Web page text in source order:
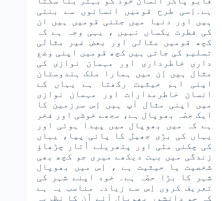
ہے۔اِسی طرح قومیں انسانوں سے بنتی
ہیں اور دنیا میں جتنی قومیں ہیں ان
کی فطرت یکساں نہیں ، یہی وجہ ہے کہ
کچھ قومیں مثالی اور بعض غیر مثالی
تسلیم کی جاتی ہیں کچھ قومیں اپنی وضع
داری خاطرداری اور مہمان نوازی کی
مثال ہیں اِن میں ہمارا ملک ہندوستان
اپنی اہم حیثیت رکھتا ہے یہاں کے
انسان خاطرمدارات اور مہمان نوازی
میں اپنی مثال آپ ہیں اِس سرزمین کا
ایک حصّہ بھوپال ہے، مجھے خوشی اور فخر
ہے کہ میں بھوپال میں پیدا ہوئی اور
یہاں کی بڑی جھیل کا پانی پیا، یہاں
کی چکنی مٹی اور پتھریلے اُتار چڑھاؤ
زندگی میں بہت دیکھے میری جو کچھ بھی
شخصیت یا حیثیت ہے ، اِس میں بھوپال
شہر کا بڑا حصّہ ہے۔ خود اپنے شہر کی
تعریف کروں اِس سے زیادہ مناسب یہ ہے
کہ جو دانشور بھوپال آئے اُن کا نظریہ